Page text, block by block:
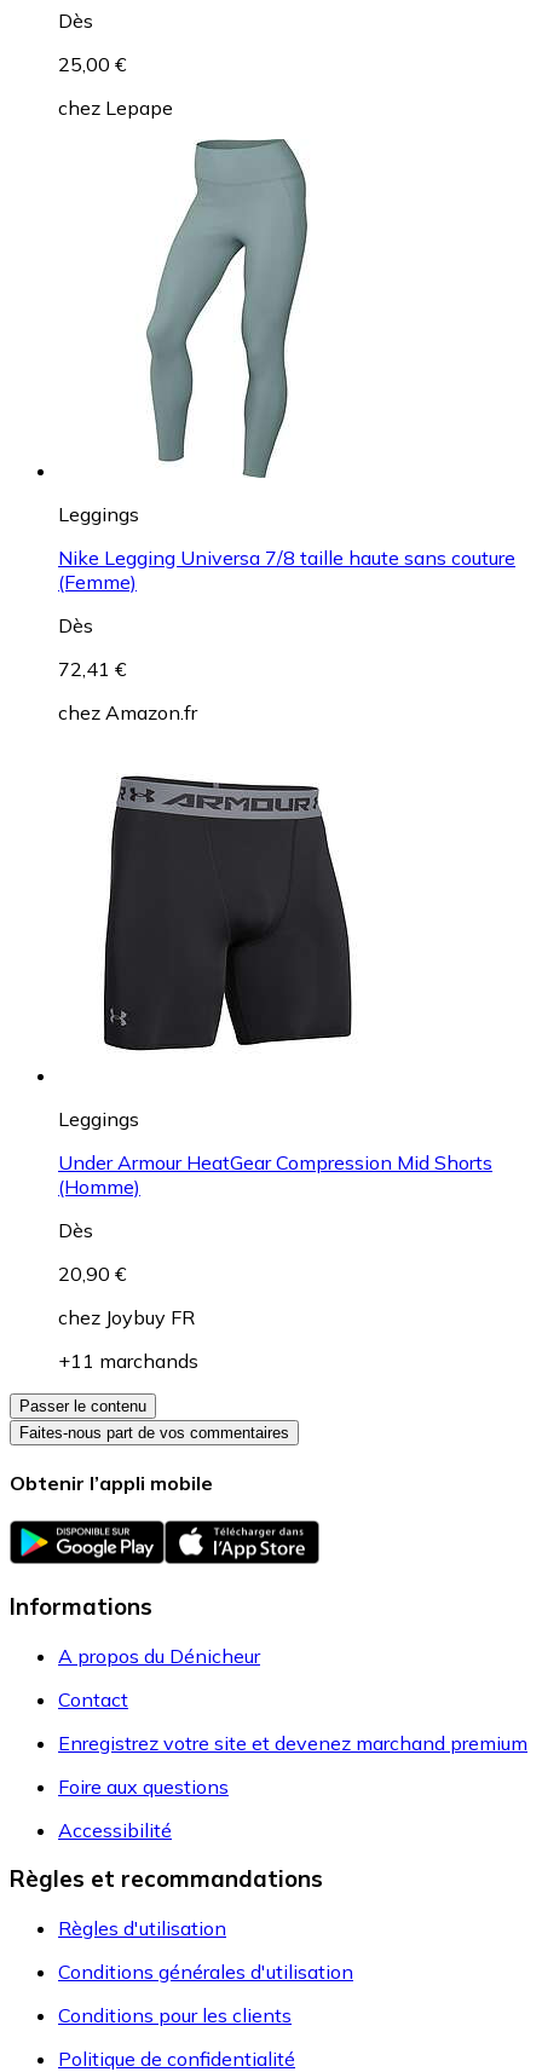
Dès
25,00 €
chez Lepape
Leggings
Nike Legging Universa 7/8 taille haute sans couture
(Femme)
Dès
72,41 €
chez Amazon.fr
Leggings
Under Armour HeatGear Compression Mid Shorts
(Homme)
Dès
20,90 €
chez Joybuy FR
+11 marchands
Passer le contenu
Faites-nous part de vos commentaires
Obtenir l’appli mobile
Informations
A propos du Dénicheur
Contact
Enregistrez votre site et devenez marchand premium
Foire aux questions
Accessibilité
Règles et recommandations
Règles d'utilisation
Conditions générales d'utilisation
Conditions pour les clients
Politique de confidentialité